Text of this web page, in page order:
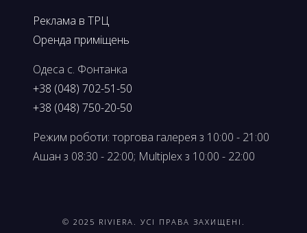
Реклама в ТРЦ
Оренда приміщень
Одеса с. Фонтанка
+38 (048) 702-51-50
+38 (048) 750-20-50
Режим роботи: торгова галерея з 10:00 - 21:00
Ашан з 08:30 - 22:00; Multiplex з 10:00 - 22:00
© 2025 RIVIERA. УСI ПРАВА ЗАХИЩЕНI.